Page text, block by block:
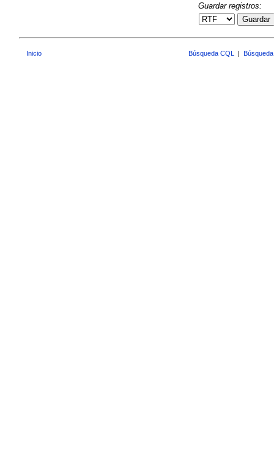
Guardar registros:
Guardar
Inicio Búsqueda CQL